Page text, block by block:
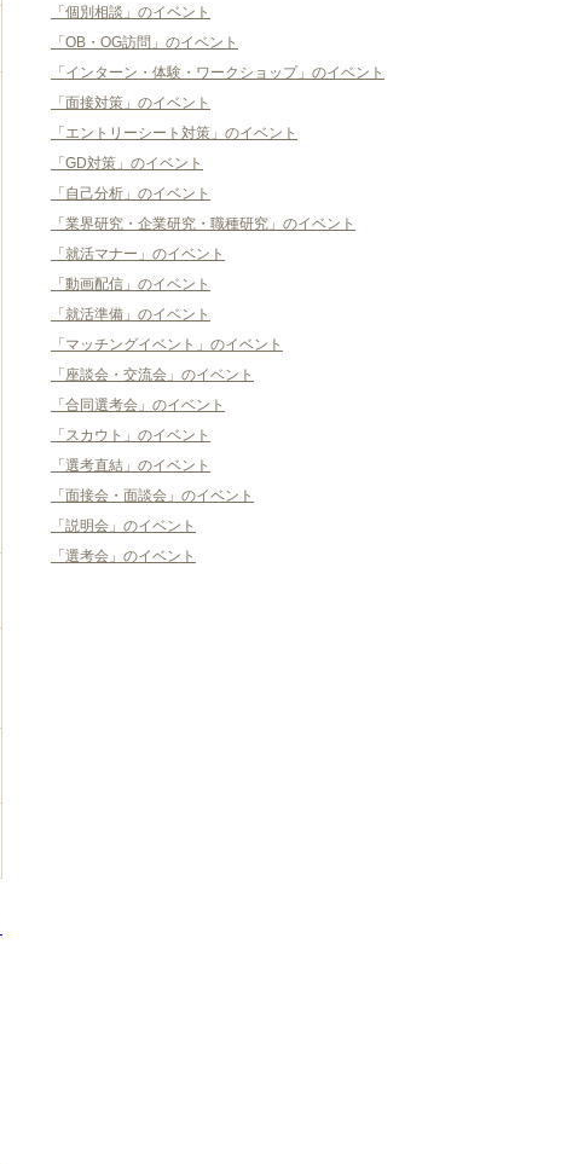
「個別相談」のイベント
「OB・OG訪問」のイベント
「インターン・体験・ワークショップ」のイベント
「面接対策」のイベント
「エントリーシート対策」のイベント
「GD対策」のイベント
「自己分析」のイベント
「業界研究・企業研究・職種研究」のイベント
「就活マナー」のイベント
「動画配信」のイベント
「就活準備」のイベント
「マッチングイベント」のイベント
「座談会・交流会」のイベント
「合同選考会」のイベント
「スカウト」のイベント
「選考直結」のイベント
「面接会・面談会」のイベント
「説明会」のイベント
「選考会」のイベント